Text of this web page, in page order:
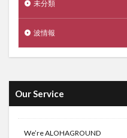
未分類
波情報
Our Service
We’re ALOHAGROUND